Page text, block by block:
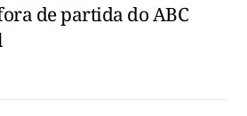
de partida do ABC